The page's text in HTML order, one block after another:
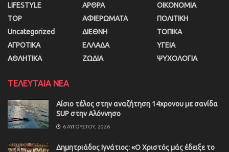
LIFESTYLE
TOP
Uncategorized
ΑΓΡΟΤΙΚΑ
ΑΘΛΗΤΙΚΑ
ΑΡΘΡΑ
ΑΦΙΕΡΩΜΑΤΑ
ΔΙΕΘΝΗ
ΕΛΛΑΔΑ
ΖΩΔΙΑ
ΟΙΚΟΝΟΜΙΑ
ΠΟΛΙΤΙΚΗ
ΤΟΠΙΚΑ
ΥΓΕΙΑ
ΨΥΧΟΛΟΓΙΑ
ΤΕΛΕΥΤΑΙΑ ΝΕΑ
Αίσιο τέλος στην αναζήτηση 14χρονου με σανίδα
SUP στην Αλόννησο
6 ΑΥΓΟΎΣΤΟΥ, 2026
Δημητριάδος Ιγνάτιος: «Ο Χριστός μάς έδειξε το